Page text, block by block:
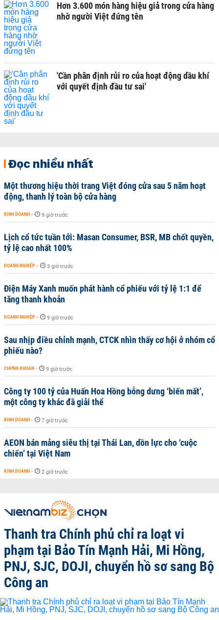
Hơn 3.600 món hàng hiệu giả trong cửa hàng
nhờ người Việt đứng tên
'Cần phân định rủi ro của hoạt động dầu khí
với quyết định đầu tư sai'
Đọc nhiều nhất
Một thương hiệu thời trang Việt đóng cửa sau 5 năm hoạt
động, thanh lý toàn bộ cửa hàng
KINH DOANH - 9 giờ trước
Lịch cổ tức tuần tới: Masan Consumer, BSR, MB chốt quyền,
tỷ lệ cao nhất 100%
DOANH NGHIỆP - 3 giờ trước
Điện Máy Xanh muốn phát hành cổ phiếu với tỷ lệ 1:1 để
tăng thanh khoản
DOANH NGHIỆP - 9 giờ trước
Sau nhịp điều chỉnh mạnh, CTCK nhìn thấy cơ hội ở nhóm cổ
phiếu nào?
CHỨNG KHOÁN - 9 giờ trước
Công ty 100 tỷ của Huấn Hoa Hồng bỗng dưng ‘biến mất’,
một công ty khác đã giải thể
KINH DOANH - 7 giờ trước
AEON bán mảng siêu thị tại Thái Lan, dồn lực cho ‘cuộc
chiến’ tại Việt Nam
KINH DOANH - 2 giờ trước
Thanh tra Chính phủ chỉ ra loạt vi
phạm tại Bảo Tín Mạnh Hải, Mi Hồng,
PNJ, SJC, DOJI, chuyển hồ sơ sang Bộ
Công an